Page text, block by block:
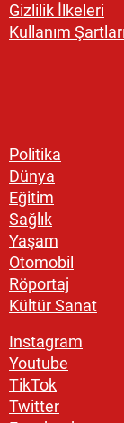
Gizlilik İlkeleri
Kullanım Şartları
Politika
Dünya
Eğitim
Sağlık
Yaşam
Otomobil
Röportaj
Kültür Sanat
Instagram
Youtube
TikTok
Twitter